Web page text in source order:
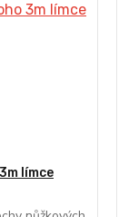
límce